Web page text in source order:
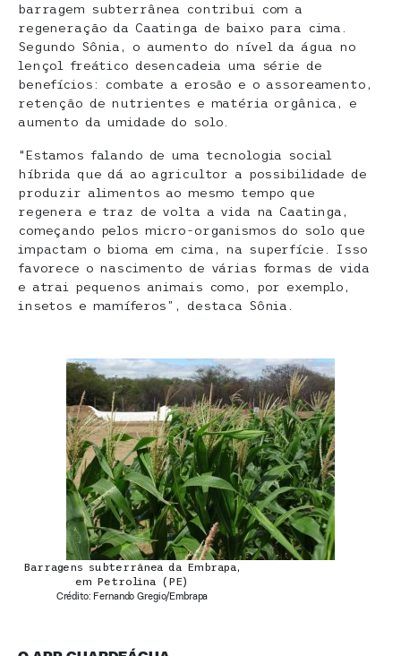
barragem subterrânea contribui com a
regeneração da Caatinga de baixo para cima.
Segundo Sônia, o aumento do nível da água no
lençol freático desencadeia uma série de
benefícios: combate a erosão e o assoreamento,
retenção de nutrientes e matéria orgânica, e
aumento da umidade do solo.
“Estamos falando de uma tecnologia social
híbrida que dá ao agricultor a possibilidade de
produzir alimentos ao mesmo tempo que
regenera e traz de volta a vida na Caatinga,
começando pelos micro-organismos do solo que
impactam o bioma em cima, na superfície. Isso
favorece o nascimento de várias formas de vida
e atrai pequenos animais como, por exemplo,
insetos e mamíferos”, destaca Sônia.
Barragens subterrânea da Embrapa,
em Petrolina (PE)
Crédito: Fernando Gregio/Embrapa